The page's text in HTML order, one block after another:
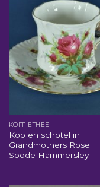
KOFFIETHEE
Kop en schotel in
Grandmothers Rose
Spode Hammersley